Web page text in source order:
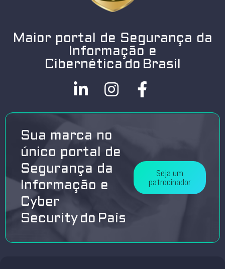
Maior portal de Segurança da
Informação e
Cibernética do Brasil
Sua marca no
único portal de
Segurança da
Informação e
Cyber
Security do País
Seja um
patrocinador